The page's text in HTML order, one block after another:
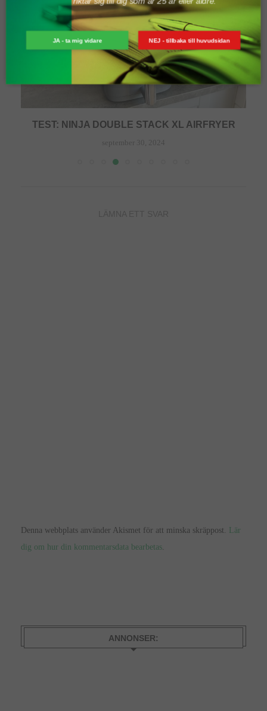
TEST: NINJA DOUBLE STACK XL AIRFRYER
september 30, 2024
Denna webbplats använder Akismet för att minska skräppost. Lär
dig om hur din kommentarsdata bearbetas.
ANNONSER:
JA - ta mig vidare NEJ - tillbaka till huvudsidan